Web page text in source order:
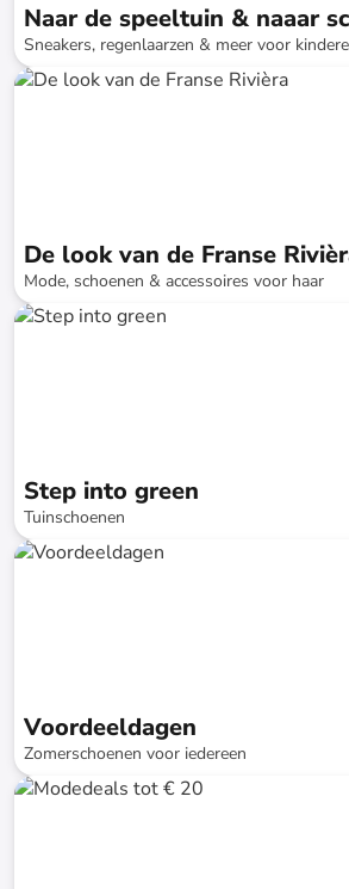
Naar de speeltuin & naaar
Sneakers, regenlaarzen & meer voor
tot-73%*
De look van de Franse
Mode, schoenen & accessoires voor haar
tot- 77%*
Step into green
Tuinschoenen
tot-76%* Snellere levering
Voordeeldagen
Zomerschoenen voor iedereen
tot-74%* Snellere levering